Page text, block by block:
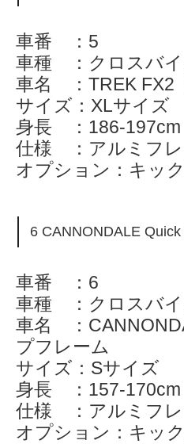
車番 ：5
車種 ：クロスバイ
車名 ：TREK FX2
サイズ：XLサイズ
身長 ：186-197cm
仕様 ：アルミフレ
オプション：キッ
6 CANNONDALE
車番 ：6
車種 ：クロスバイ
車名 ：
プフレーム
サイズ：Sサイズ
身長 ：157-170cm
仕様 ：アルミフレ
オプション：キッ